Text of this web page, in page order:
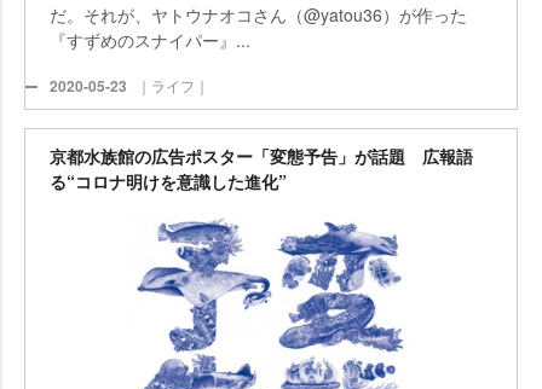
だ。それが、ヤトウナオコさん（@yatou36）が作った
『すずめのスナイパー』...
2020-05-23 ｜ライフ｜
京都水族館の広告ポスター「変態予告」が話題 広報語
る“コロナ明けを意識した進化”